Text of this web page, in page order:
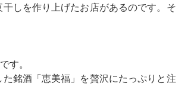
しを作り上げたお店があるのです。そ
す。
銘酒「恵美福」を贅沢にたっぷりと注